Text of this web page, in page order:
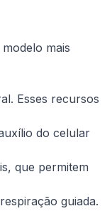
mais
Esses recursos
do celular
que permitem
guiada.